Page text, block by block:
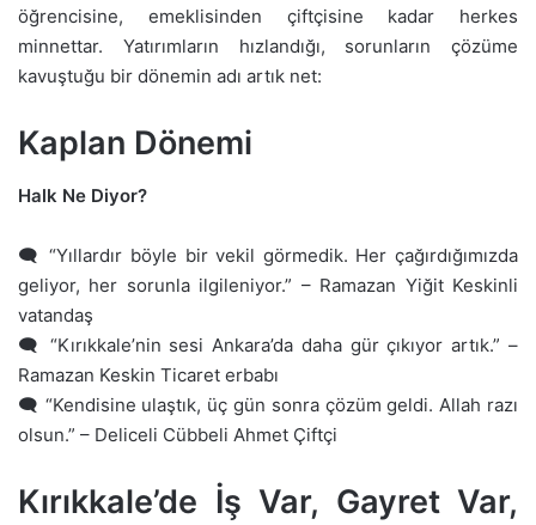
öğrencisine, emeklisinden çiftçisine kadar herkes
minnettar. Yatırımların hızlandığı, sorunların çözüme
kavuştuğu bir dönemin adı artık net:
Kaplan Dönemi
Halk Ne Diyor?
🗨 “Yıllardır böyle bir vekil görmedik. Her çağırdığımızda
geliyor, her sorunla ilgileniyor.” – Ramazan Yiğit Keskinli
vatandaş
🗨 “Kırıkkale’nin sesi Ankara’da daha gür çıkıyor artık.” –
Ramazan Keskin Ticaret erbabı
🗨 “Kendisine ulaştık, üç gün sonra çözüm geldi. Allah razı
olsun.” – Deliceli Cübbeli Ahmet Çiftçi
Kırıkkale’de İş Var, Gayret Var,